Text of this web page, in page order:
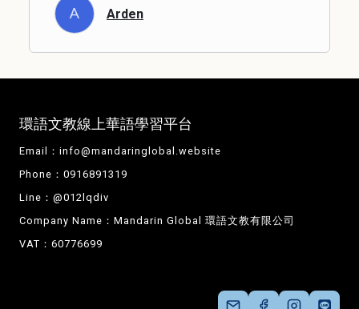
A Arden
環語文教線上華語學習平台
Email： info@mandaringlobal.website
Phone：0916891319
Line：@012lqdiv
Company Name：Mandarin Global 環語文教有限公司
VAT：60776699